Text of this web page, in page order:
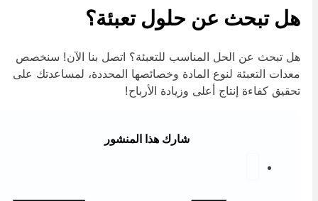
هل تبحث عن حلول تعبئة؟
هل تبحث عن الحل المناسب للتعبئة؟ اتصل بنا الآن! سنخصص
معدات التعبئة لنوع المادة وخصائصها المحددة، لمساعدتك على
تحقيق كفاءة إنتاج أعلى وزيادة الأرباح!
شارك هذا المنشور